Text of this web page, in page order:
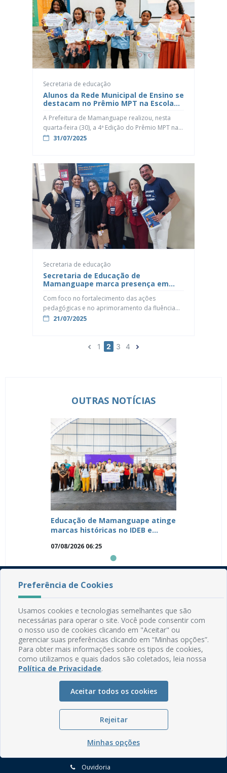
com uma gestão que entrega resultados […]
Secretaria de educação
Alunos da Rede Municipal de Ensino se
destacam no Prêmio MPT na Escola
A Prefeitura de Mamanguape realizou, nesta
quarta-feira (30), a 4ª Edição do Prêmio MPT na
Escola, uma iniciativa que mobiliza estudantes
trabalho infantil. O projeto é fruto de uma
parceria entre a Prefeitura e o Ministério Público
do Trabalho (MPT), […]
31/07/2025
Secretaria de educação
Secretaria de Educação de
Mamanguape marca presença em
escolar
Com foco no fortalecimento das ações
pedagógicas e no aprimoramento da fluência
leitora dos estudantes, a equipe de
22 e 23 de julho, de uma imersão formativa que
21/07/2025
1 2 3 4
OUTRAS NOTÍCIAS
Educação de Mamanguape atinge
marcas históricas no IDEB e
Mamanguape
07/08/2026 06:25
Rua do Imperador, 78, Centro
CEP: 58.280-000 - Mamanguape/PB
Fone: (83) 3292-2246
Email: comunicacao@mamanguape.pb.gov.br
Expediente: Segunda à Sexta, das 08h às 13h
Perguntas frequentes
Ouvidoria
Preferência de Cookies
Usamos cookies e tecnologias semelhantes que são
necessárias para operar o site. Você pode consentir com
o nosso uso de cookies clicando em "Aceitar" ou
gerenciar suas preferências clicando em “Minhas opções”.
Para obter mais informações sobre os tipos de cookies,
como utilizamos e quais dados são coletados, leia nossa
Política de Privacidade.
Aceitar todos os cookies
Rejeitar
Minhas opções